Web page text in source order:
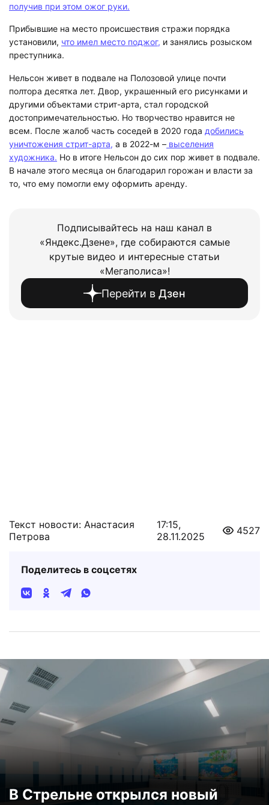
получив при этом ожог руки.
Прибывшие на место происшествия стражи порядка
установили, что имел место поджог, и занялись розыском
преступника.
Нельсон живет в подвале на Полозовой улице почти
полтора десятка лет. Двор, украшенный его рисунками и
другими объектами стрит-арта, стал городской
достопримечательностью. Но творчество нравится не
всем. После жалоб часть соседей в 2020 года добились
уничтожения стрит-арта, а в 2022-м – выселения
художника. Но в итоге Нельсон до сих пор живет в подвале.
В начале этого месяца он благодарил горожан и власти за
то, что ему помогли ему оформить аренду.
Подписывайтесь на наш канал в
«Яндекс.Дзене», где собираются самые
крутые видео и интересные статьи
«Мегаполиса»!
Перейти в Дзен
Текст новости: Анастасия
Петрова
17:15,
28.11.2025
4527
Поделитесь в соцсетях
В Стрельне открылся новый